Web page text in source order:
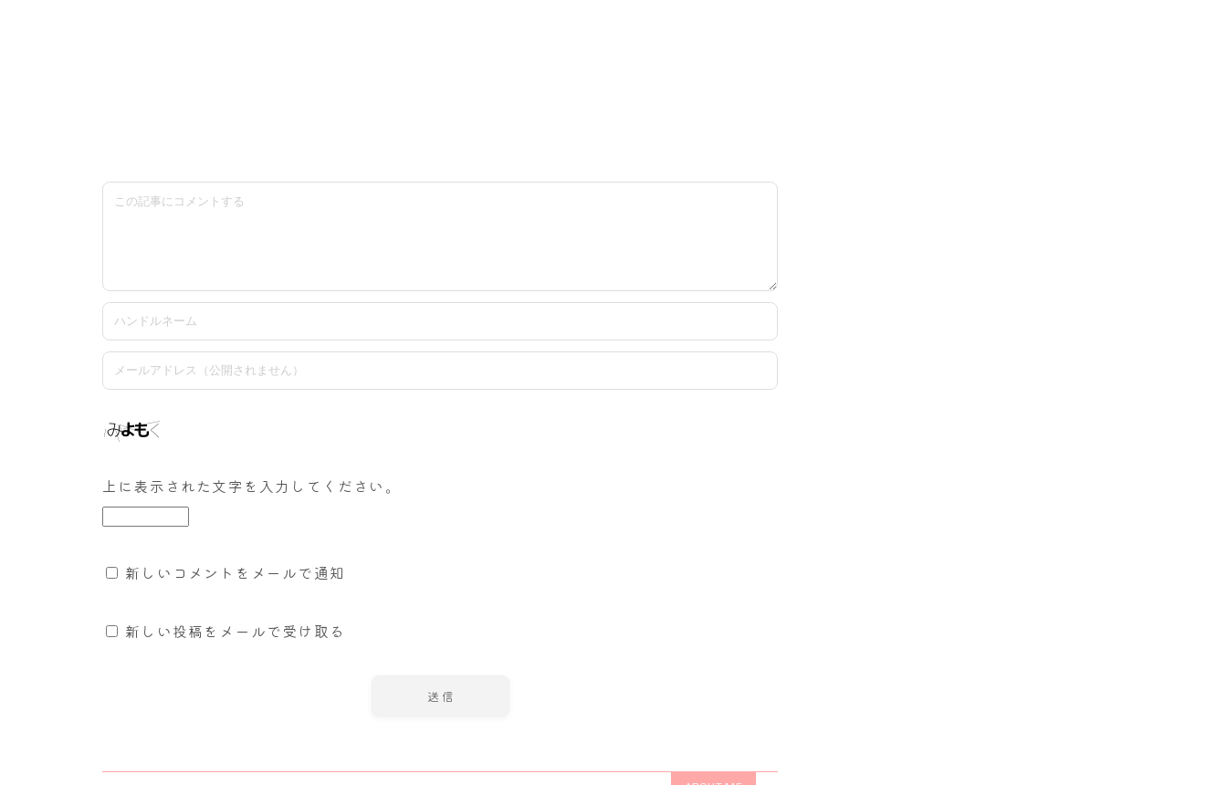
上に表示された文字を入力してください。
新しいコメントをメールで通知
新しい投稿をメールで受け取る